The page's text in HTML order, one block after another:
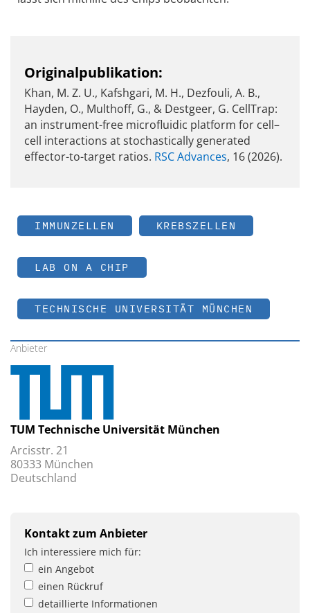
Originalpublikation:
Khan, M. Z. U., Kafshgari, M. H., Dezfouli, A. B.,
Hayden, O., Multhoff, G., & Destgeer, G. CellTrap:
an instrument-free microfluidic platform for cell–
cell interactions at stochastically generated
effector-to-target ratios. RSC Advances, 16 (2026).
IMMUNZELLEN KREBSZELLEN
LAB ON A CHIP
TECHNISCHE UNIVERSITÄT MÜNCHEN
Anbieter
TUM Technische Universität München
Arcisstr. 21
80333 München
Deutschland
Kontakt zum Anbieter
Ich interessiere mich für:
ein Angebot
einen Rückruf
detaillierte Informationen